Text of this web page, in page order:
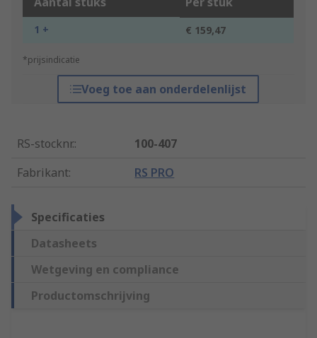
1 + € 159,47
*prijsindicatie
Voeg toe aan onderdelenlijst
RS-stocknr.:
100-407
Fabrikant: RS PRO
Specificaties
Datasheets
Wetgeving en compliance
Productomschrijving